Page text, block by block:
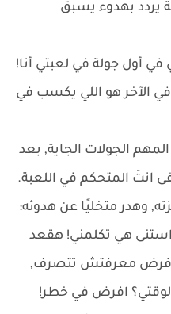
يردد بهدوء يسبق
أول جولة في لعبتي أنا!
الآخر هو اللي يكسب في
الجولات الجاية, بعد
انتَ المتحكم في اللعبة.
وهدر متخليًا عن هدوئه:
هي تكلمني! هقعد
معرفتش تتصرف,
افرض في خطر!